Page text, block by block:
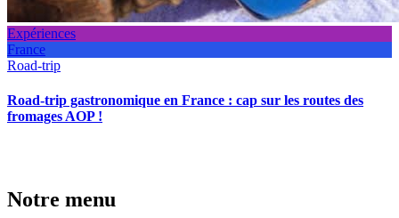
Expériences
France
Road-trip
Road-trip gastronomique en France : cap sur les routes des
fromages AOP !
Notre menu